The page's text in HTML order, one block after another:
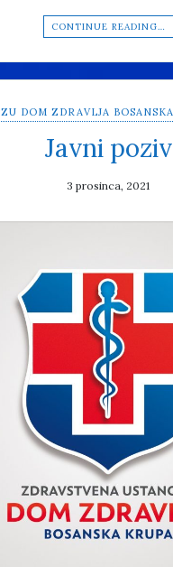
CONTINUE READING…
ZU DOM ZDRAVLJA
Javni poziv
3 prosinca, 2021